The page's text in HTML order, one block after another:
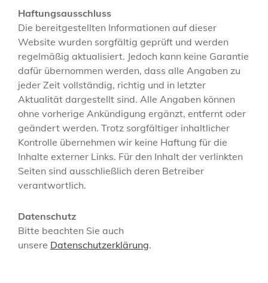
Haftungsausschluss
Die bereitgestellten Informationen auf dieser
Website wurden sorgfältig geprüft und werden
regelmäßig aktualisiert. Jedoch kann keine Garantie
dafür übernommen werden, dass alle Angaben zu
jeder Zeit vollständig, richtig und in letzter
Aktualität dargestellt sind. Alle Angaben können
ohne vorherige Ankündigung ergänzt, entfernt oder
geändert werden. Trotz sorgfältiger inhaltlicher
Kontrolle übernehmen wir keine Haftung für die
Inhalte externer Links. Für den Inhalt der verlinkten
Seiten sind ausschließlich deren Betreiber
verantwortlich.
Datenschutz
Bitte beachten Sie auch
unsere Datenschutzerklärung.